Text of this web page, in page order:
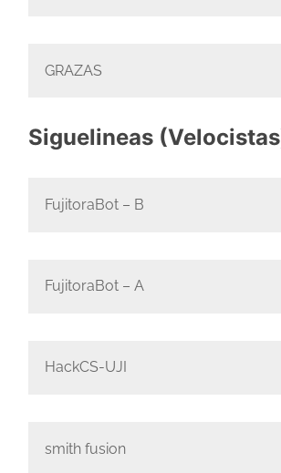
GRAZAS
Siguelineas
FujitoraBot – B
FujitoraBot – A
HackCS-UJI
smith fusion